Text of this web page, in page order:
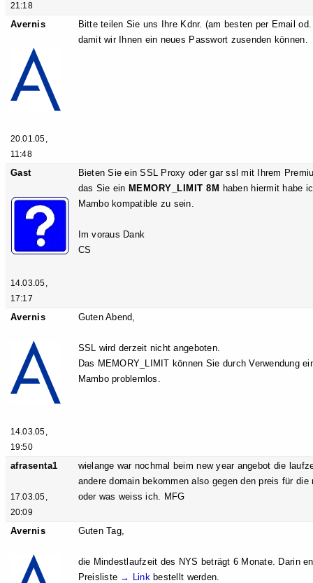
21:18
Avernis
20.01.05,
11:48
Bitte teilen Sie uns Ihre Kdnr. (am besten per Email
damit wir Ihnen ein neues Passwort zusenden können.
Gast
14.03.05,
17:17
Bieten Sie ein SSL Proxy oder gar ssl mit Ihrem
das Sie ein MEMORY_LIMIT 8M haben hiermit habe
Mambo kompatible zu sein.
Im voraus Dank
CS
Avernis
14.03.05,
19:50
Guten Abend,
SSL wird derzeit nicht angeboten.
Das MEMORY_LIMIT können Sie durch Verwendung
Mambo problemlos.
afrasenta1
17.03.05,
20:09
wielange war nochmal beim new year angebot die
andere domain bekommen also gegen den preis für
oder was weiss ich. MFG
Avernis Guten Tag,
die Mindestlaufzeit des NYS beträgt 6 Monate. Darin
Preisliste → Linkbestellt werden.